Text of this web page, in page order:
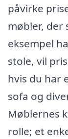
påvirke
møbler, der
eksempel
stole, vil
hvis du har
sofa og
Møblernes
rolle; et